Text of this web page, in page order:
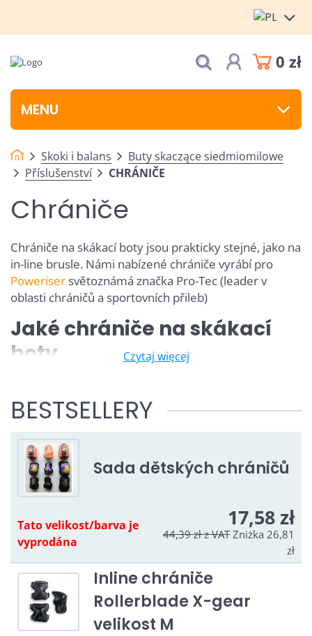
0 zł
MENU
Skoki i balans
Buty skaczące siedmiomilowe
Příslušenství
CHRÁNIČE
Chrániče
Chrániče na skákací boty jsou prakticky stejné, jako na
in-line brusle. Námi nabízené chrániče vyrábí pro
Poweriser světoznámá značka Pro-Tec (leader v
oblasti chráničů a sportovních přileb)
Jaké chrániče na skákací
boty
kompletní sadu chráničů, včetně
minimem jsou potom chrániče kolen a zápěstí.
Czytaj więcej
BESTSELLERY
Sada dětských chráničů
Tato velikost/barva je
vyprodána
17,58 zł
44,39 złz VATZniżka 26,81
zł
Inline chrániče
Rollerblade X-gear
velikost M